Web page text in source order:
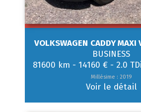
VOLKSWAGEN CADDY
BUSINESS
81600 km - 14160 €- 2.0
Millésime : 2019
Voir le détail